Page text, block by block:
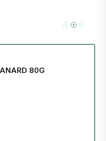
80G